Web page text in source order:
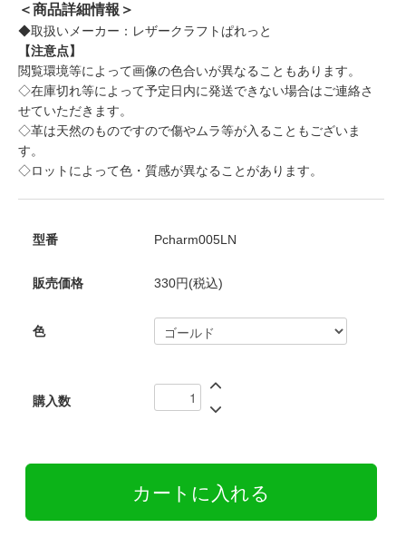
＜商品詳細情報＞
◆取扱いメーカー：レザークラフトぱれっと
【注意点】
閲覧環境等によって画像の色合いが異なることもあります。
◇在庫切れ等によって予定日内に発送できない場合はご連絡さ
せていただきます。
◇革は天然のものですので傷やムラ等が入ることもございま
す。
◇ロットによって色・質感が異なることがあります。
型番 Pcharm005LN
販売価格 330円(税込)
色
購入数